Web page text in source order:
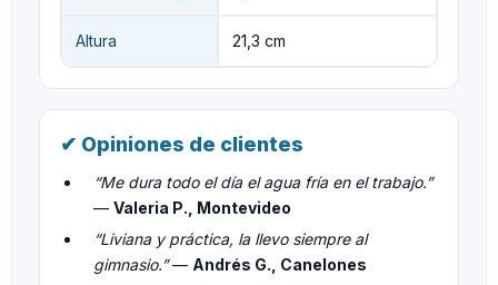
Altura 21,3 cm
✔ Opiniones de clientes
“Me dura todo el día el agua fría en el trabajo.”
— Valeria P., Montevideo
“Liviana y práctica, la llevo siempre al
gimnasio.”— Andrés G., Canelones